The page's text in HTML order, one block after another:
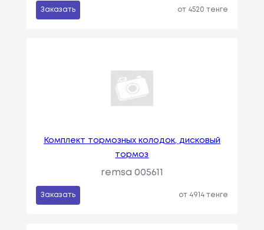
Заказать от 4520 тенге
Комплект тормозных колодок, дисковый
тормоз
remsa 005611
Заказать от 4914 тенге